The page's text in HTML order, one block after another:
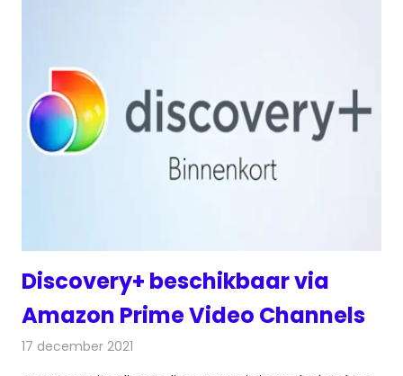
Discovery+ beschikbaar via
Amazon Prime Video Channels
17 december 2021